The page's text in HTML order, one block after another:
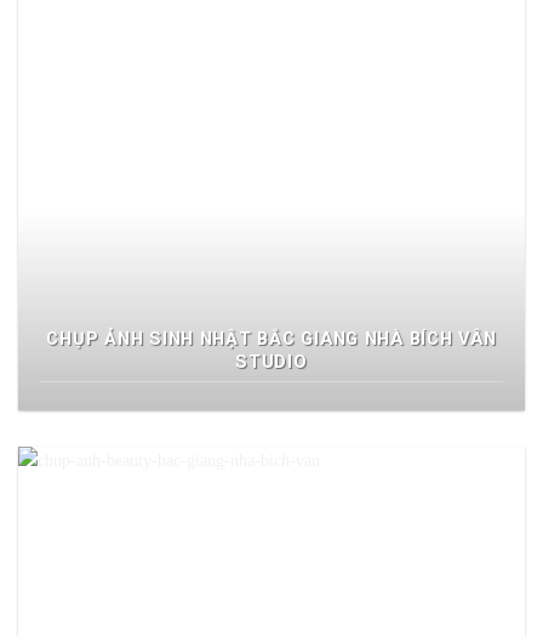
CHỤP ẢNH SINH NHẬT BẮC GIANG NHÀ BÍCH VÂN
STUDIO